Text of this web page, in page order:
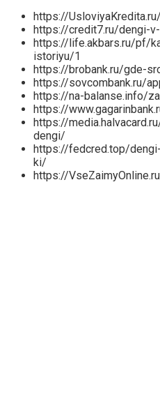
https://
https://credit7.ru/dengi-
https://life.akbars.ru/pf/
istoriyu/1
https://brobank.ru/gde-
https://sovcombank.ru/
https://na-balanse.info/
https://
https://
dengi/
https://fedcred.top/
ki/
https://